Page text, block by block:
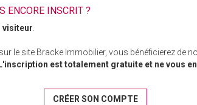
ENCORE INSCRIT ?
visiteur.
le site Bracke Immobilier, vous bénéficierez de
L'inscription est totalement gratuite et ne vous
CRÉER SON COMPTE